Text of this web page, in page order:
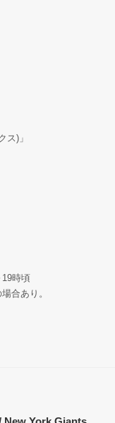
ス)」
時頃
合あり。